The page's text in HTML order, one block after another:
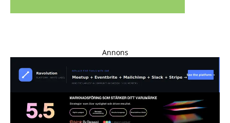
Annons